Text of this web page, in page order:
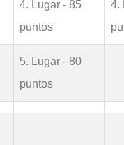
4. Lugar - 85
puntos
4.
5. Lugar - 80
puntos